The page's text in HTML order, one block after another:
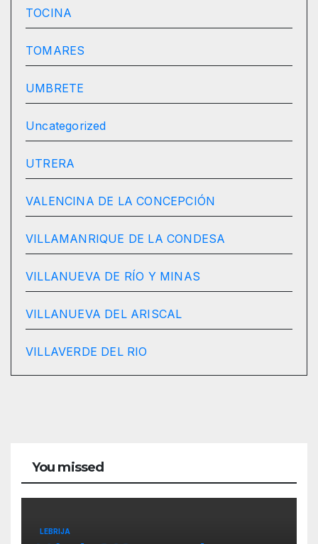
TOCINA
TOMARES
UMBRETE
Uncategorized
UTRERA
VALENCINA DE LA CONCEPCIÓN
VILLAMANRIQUE DE LA CONDESA
VILLANUEVA DE RÍO Y MINAS
VILLANUEVA DEL ARISCAL
VILLAVERDE DEL RIO
You missed
LEBRIJA